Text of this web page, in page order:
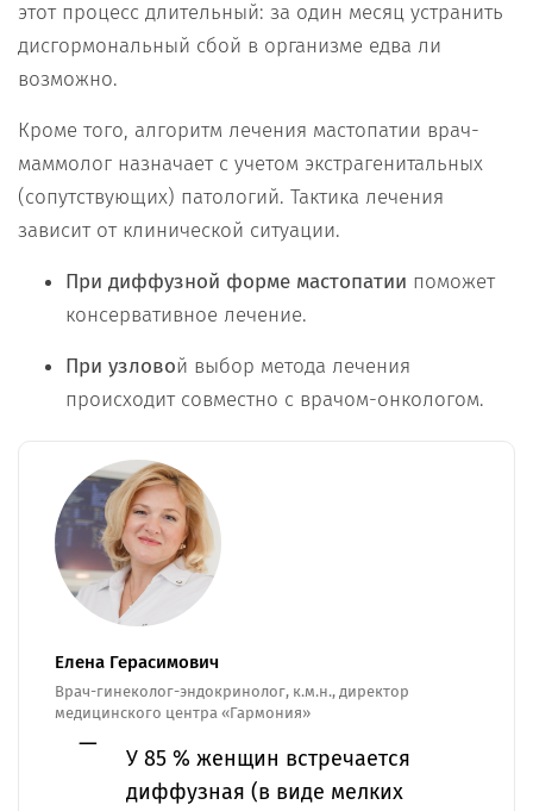
этот процесс длительный: за один месяц устранить
дисгормональный сбой в организме едва ли
возможно.
Кроме того, алгоритм лечения мастопатии врач-
маммолог назначает с учетом экстрагенитальных
(сопутствующих) патологий. Тактика лечения
зависит от клинической ситуации.
При диффузной форме мастопатии поможет
консервативное лечение.
При узловой выбор метода лечения
происходит совместно с врачом-онкологом.
Елена Герасимович
Врач-гинеколог-эндокринолог, к.м.н., директор
медицинского центра «Гармония»
У 85 % женщин встречается
диффузная (в виде мелких